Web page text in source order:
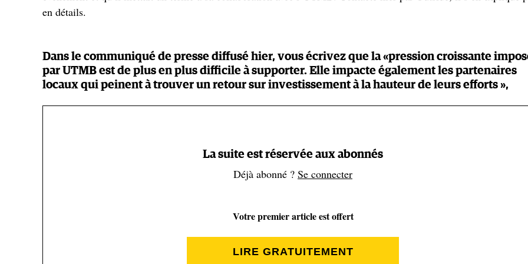
en détails.
Dans le communiqué de presse diffusé hier, vous écrivez que la «pression croissante
par UTMB est de plus en plus difficile à supporter. Elle impacte également les partenaires
locaux qui peinent à trouver un retour sur investissement à la hauteur de leurs efforts »,
automobile, construction…), puisque les partenaires internationaux, dont Hoka, nous n’avons pas de contact avec
eux et nous ne touchons rien de leur part. Mais malheureusement, nous avons appris, alors que le contrat était déjà
La suite est réservée aux abonnés
Déjà abonné ? Se connecter
Votre premier article est offert
LIRE GRATUITEMENT